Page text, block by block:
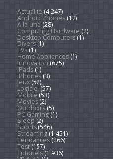
Actualité (4 247)
Android Phones(12)
À la une (28)
Computing Hardware (2)
Desktop Computers(1)
Divers(1)
EVs(1)
Home Appliances(1)
Innovation (675)
iPads(1)
iPhones(3)
Jeux(52)
Logiciel (57)
Mobile (53)
Movies(2)
Outdoors(5)
PC Gaming(1)
Sleep (2)
Sports(546)
Streaming(1 451)
Tendances(266)
Test(157)
Tutoriels(1 936)